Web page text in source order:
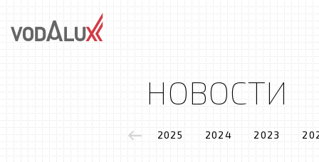
НОВОСТИ
2025 2024 2023